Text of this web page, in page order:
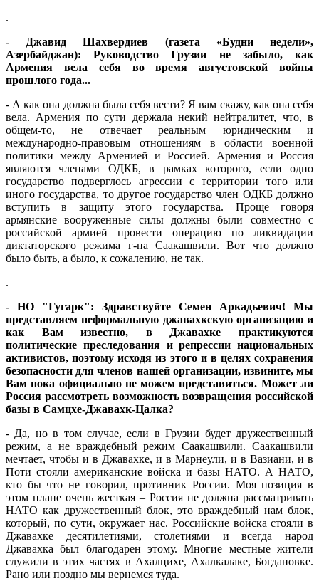
.
- Джавид Шахвердиев (газета «Будни недели»,
Азербайджан): Руководство Грузии не забыло, как
Армения вела себя во время августовской войны
прошлого года...
- А как она должна была себя вести? Я вам скажу, как она себя
вела. Армения по сути держала некий нейтралитет, что, в
общем-то, не отвечает реальным юридическим и
международно-правовым отношениям в области военной
политики между Арменией и Россией. Армения и Россия
являются членами ОДКБ, в рамках которого, если одно
государство подверглось агрессии с территории того или
иного государства, то другое государство член ОДКБ должно
вступить в защиту этого государства. Проще говоря
армянские вооруженные силы должны были совместно с
российской армией провести операцию по ликвидации
диктаторского режима г-на Саакашвили. Вот что должно
было быть, а было, к сожалению, не так.
.
- НО "Гугарк": Здравствуйте Семен Аркадьевич! Мы
представляем неформальную джавахкскую организацию и
как Вам известно, в Джавахке практикуются
политические преследования и репрессии национальных
активистов, поэтому исходя из этого и в целях сохранения
безопасности для членов нашей организации, извините, мы
Вам пока официально не можем представиться. Может ли
Россия рассмотреть возможность возвращения российской
базы в Самцхе-Джавахк-Цалка?
- Да, но в том случае, если в Грузии будет дружественный
режим, а не враждебный режим Саакашвили. Саакашвили
мечтает, чтобы и в Джавахке, и в Марнеули, и в Вазиани, и в
Поти стояли американские войска и базы НАТО. А НАТО,
кто бы что не говорил, противник России. Моя позиция в
этом плане очень жесткая – Россия не должна рассматривать
НАТО как дружественный блок, это враждебный нам блок,
который, по сути, окружает нас. Российские войска стояли в
Джавахке десятилетиями, столетиями и всегда народ
Джавахка был благодарен этому. Многие местные жители
служили в этих частях в Ахалцихе, Ахалкалаке, Богдановке.
Рано или поздно мы вернемся туда.